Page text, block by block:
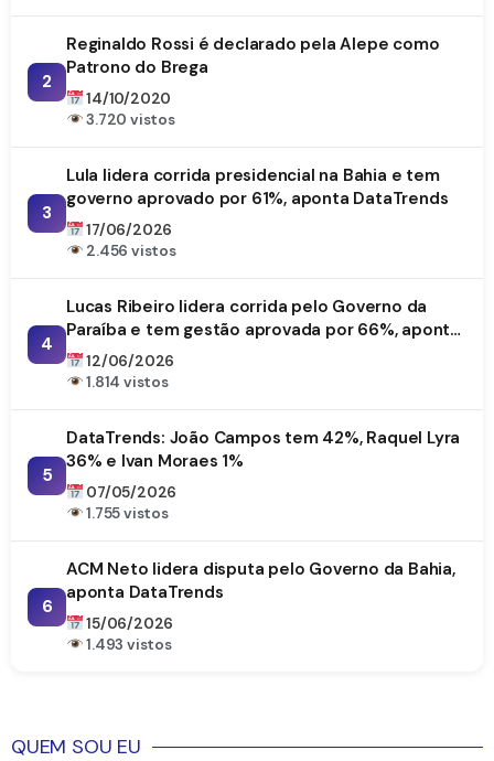
2
Reginaldo Rossi é declarado pela Alepe como
Patrono do Brega
14/10/2020
3.720 vistos
3
Lula lidera corrida presidencial na Bahia e tem
governo aprovado por 61%, aponta DataTrends
17/06/2026
2.456 vistos
4
Lucas Ribeiro lidera corrida pelo Governo da
Paraíba e tem gestão aprovada por 66%, aponta
DataTrends
12/06/2026
1.814 vistos
5
DataTrends: João Campos tem 42%, Raquel Lyra
36% e Ivan Moraes 1%
07/05/2026
1.755 vistos
6
ACM Neto lidera disputa pelo Governo da Bahia,
aponta DataTrends
15/06/2026
1.493 vistos
QUEM SOU EU